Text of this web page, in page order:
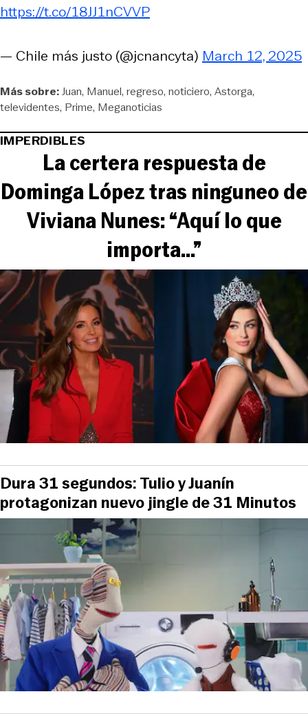
https://t.co/18JJ1nCVVP
— Chile más justo (@jcnancyta) March 12, 2025
Más sobre:Juan Manuel regreso noticiero Astorga
televidentes Prime Meganoticias
IMPERDIBLES
La certera respuesta de
Dominga López tras ninguneo de
Viviana Nunes: “Aquí lo que
importa...”
Dura 31 segundos: Tulio y Juanín
protagonizan nuevo jingle de 31 Minutos